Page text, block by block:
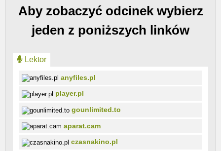
Aby zobaczyć odcinek wybierz
jeden z poniższych linków
Lektor
anyfiles.pl
player.pl
gounlimited.to
aparat.cam
czasnakino.pl